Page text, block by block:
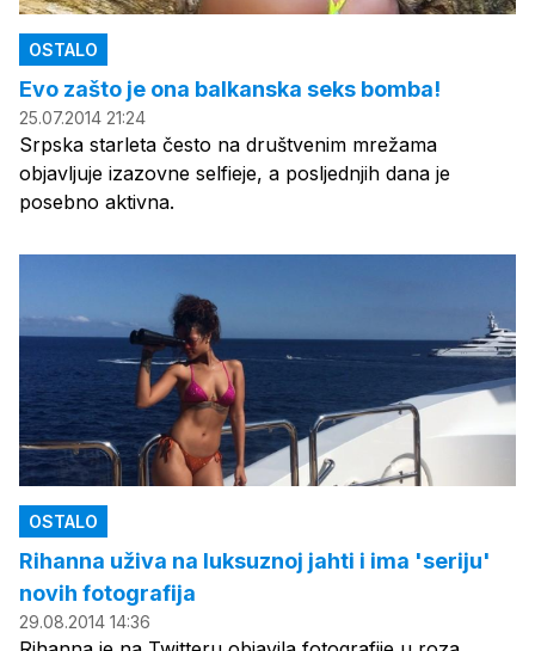
OSTALO
Evo zašto je ona balkanska seks bomba!
25.07.2014 21:24
Srpska starleta često na društvenim mrežama
objavljuje izazovne selfieje, a posljednjih dana je
posebno aktivna.
OSTALO
Rihanna uživa na luksuznoj jahti i ima 'seriju'
novih fotografija
29.08.2014 14:36